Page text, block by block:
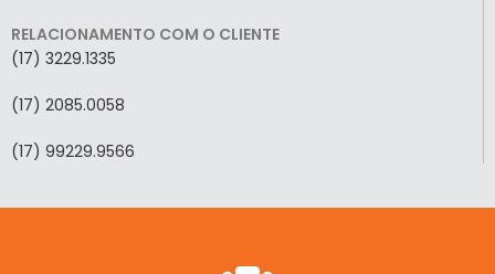
RELACIONAMENTO COM O CLIENTE
(17) 3229.1335
(17) 2085.0058
(17) 99229.9566